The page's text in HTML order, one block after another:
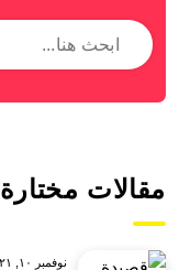
مقالات مختارة
نوفمبر ١٠, ٢٠٢١